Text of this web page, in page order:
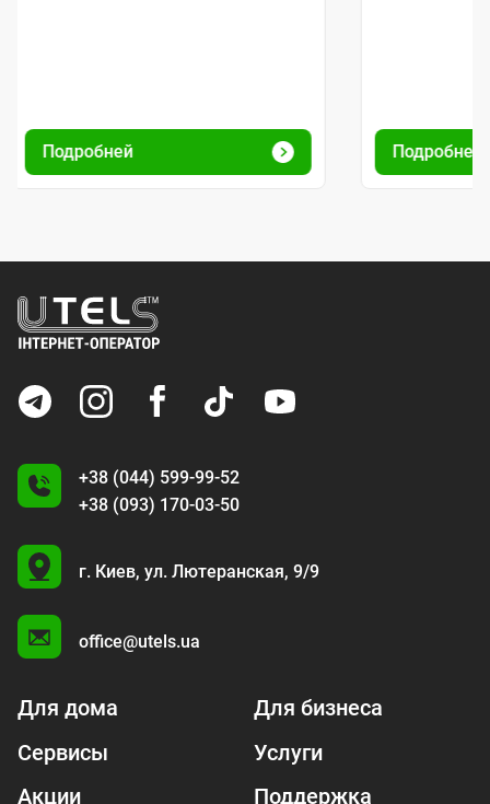
Подробней Подробней
+38 (044) 599-99-52
+38 (093) 170-03-50
U
г. Киев, ул. Лютеранская, 9/9
office@utels.ua
Для дома
Для бизнеса
Сервисы
Услуги
Акции
Поддержка